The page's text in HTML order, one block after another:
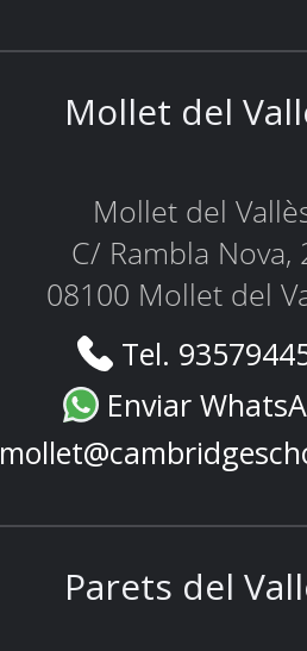
Mollet del
Mollet del
C/ Rambla Nova,
08100 Mollet del
Tel.
Enviar
Parets del